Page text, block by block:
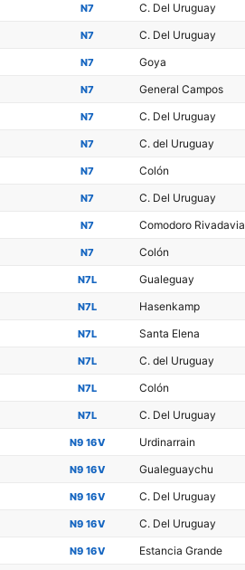
N7 C. Del Uruguay
N7 C. Del Uruguay
N7 Goya
N7 General Campos
N7 C. Del Uruguay
N7 C. del Uruguay
N7 Colón
N7 C. Del Uruguay
N7 Comodoro Rivadavia
N7 Colón
N7L Gualeguay
N7L Hasenkamp
N7L Santa Elena
N7L C. del Uruguay
N7L Colón
N7L C. Del Uruguay
N9 16V Urdinarrain
N9 16V Gualeguaychu
N9 16V C. Del Uruguay
N9 16V C. Del Uruguay
N9 16V Estancia Grande